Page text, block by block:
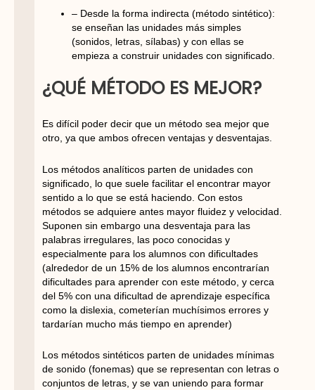
– Desde la forma indirecta (método sintético):
se enseñan las unidades más simples
(sonidos, letras, sílabas) y con ellas se
empieza a construir unidades con significado.
¿QUÉ MÉTODO ES MEJOR?
Es difícil poder decir que un método sea mejor que
otro, ya que ambos ofrecen ventajas y desventajas.
Los métodos analíticos parten de unidades con
significado, lo que suele facilitar el encontrar mayor
sentido a lo que se está haciendo. Con estos
métodos se adquiere antes mayor fluidez y velocidad.
Suponen sin embargo una desventaja para las
palabras irregulares, las poco conocidas y
especialmente para los alumnos con dificultades
(alrededor de un 15% de los alumnos encontrarían
dificultades para aprender con este método, y cerca
del 5% con una dificultad de aprendizaje específica
como la dislexia, cometerían muchísimos errores y
tardarían mucho más tiempo en aprender)
Los métodos sintéticos parten de unidades mínimas
de sonido (fonemas) que se representan con letras o
conjuntos de letras, y se van uniendo para formar